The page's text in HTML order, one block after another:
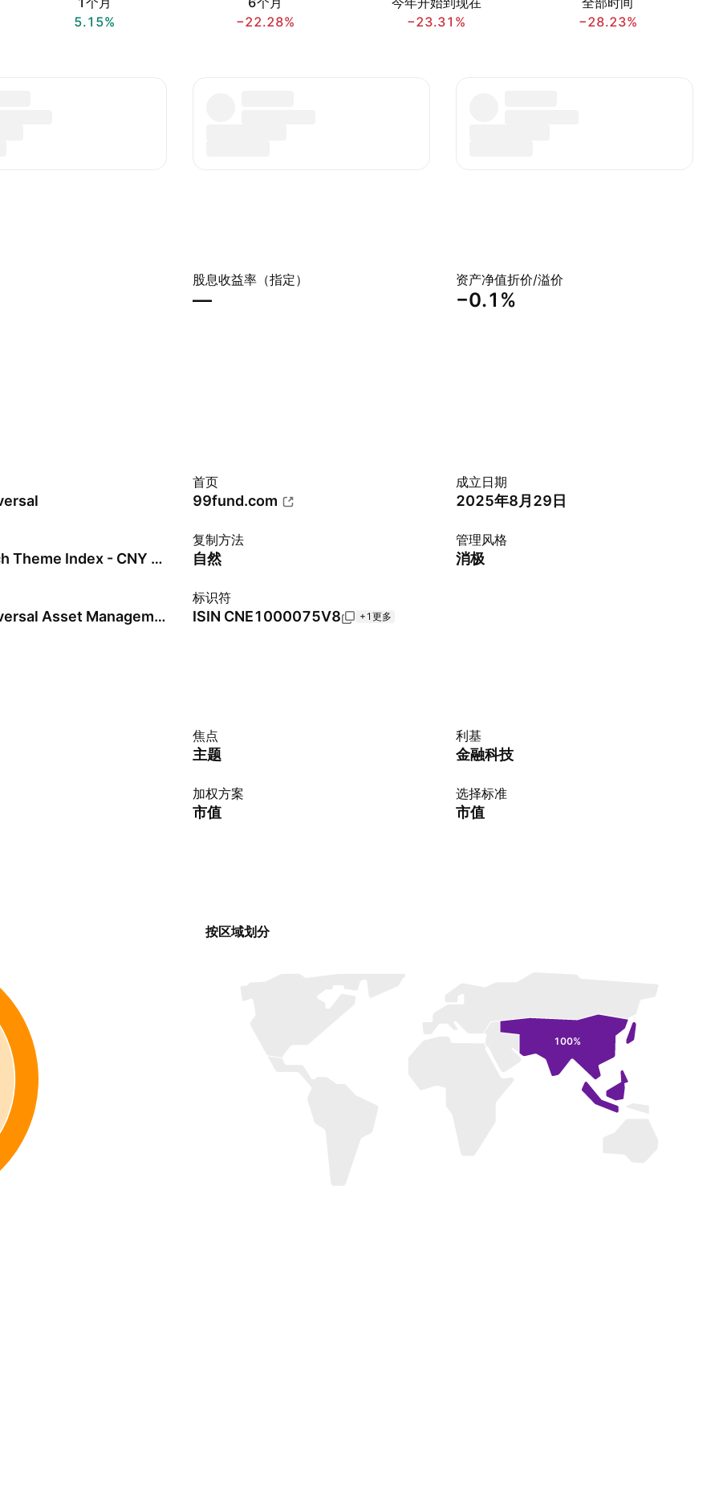
5.15%
−22.28%
−23.31%
−28.23%
股息收益率（指定）
—
资产净值折价/溢价
−0.1%
首页
99fund.com
成立日期
2025年8月29日
CSI Fintech Theme Index - CNY - Benchmark TR Gross
复制方法
自然
管理风格
消极
China Universal Asset Management Co., Ltd.
标识符
ISIN CNE1000075V8 +1更多
焦点
主题
利基
金融科技
加权方案
市值
选择标准
市值
按区域划分
100%